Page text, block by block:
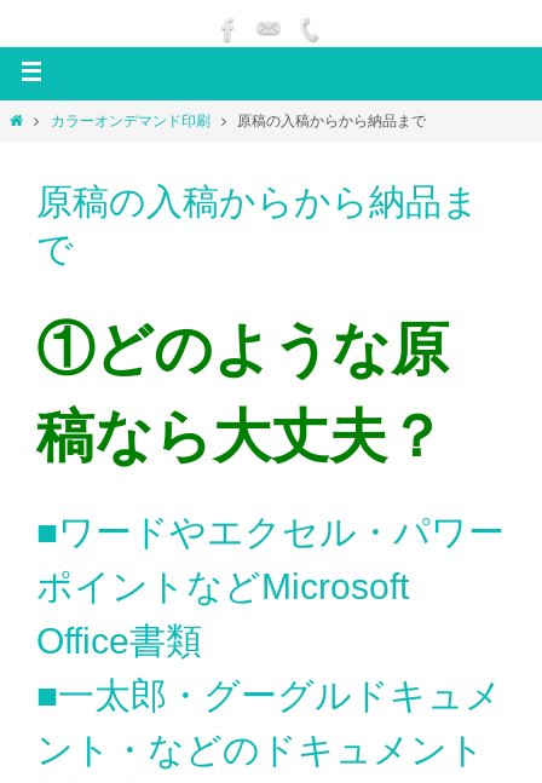
カラーオンデマンド印刷 原稿の入稿からから納品まで
原稿の入稿からから納品ま
で
①どのような原
稿なら大丈夫？
■ワードやエクセル・パワー
ポイントなどMicrosoft
Office書類
■一太郎・グーグルドキュメ
ント・などのドキュメント